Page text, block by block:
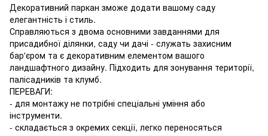
Декоративний паркан зможе додати вашому саду
елегантність і стиль.
Справляються з двома основними завданнями для
присадибної ділянки, саду чи дачі - служать захисним
бар'єром та є декоративним елементом вашого
ландшафтного дизайну. Підходить для зонування території,
палісадників та клумб.
ПЕРЕВАГИ:
- для монтажу не потрібні спеціальні уміння або
інструменти.
- складається з окремих секції, легко переносяться